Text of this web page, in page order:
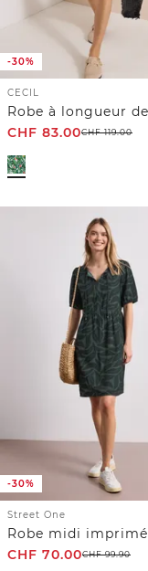
-30%
CECIL
CHF 83.00CHF119.00
-30%
Street One
CHF 70.00CHF99.90